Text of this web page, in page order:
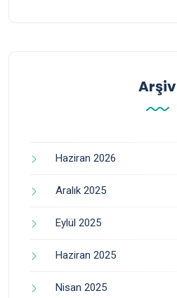
Arşiv
Haziran 2026
Aralık 2025
Eylül 2025
Haziran 2025
Nisan 2025